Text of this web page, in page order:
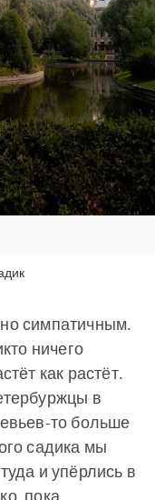
симпатичным.
ничего
как растёт.
в
то больше
садика мы
и упёрлись в